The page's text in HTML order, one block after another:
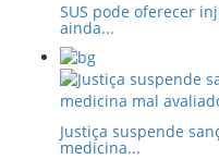
SUS pode oferecer
ainda...
Justiça suspende
medicina...